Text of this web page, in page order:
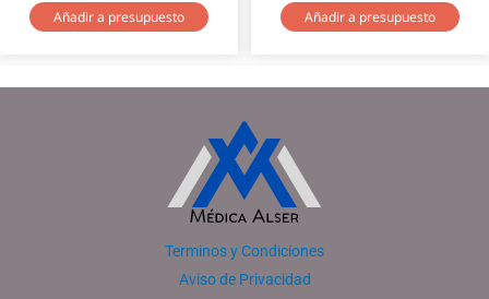
Añadir a presupuesto
Añadir a presupuesto
Terminos y Condiciones
Aviso de Privacidad